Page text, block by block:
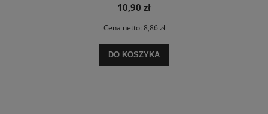
10,90 zł
Cena netto: 8,86 zł
DO KOSZYKA